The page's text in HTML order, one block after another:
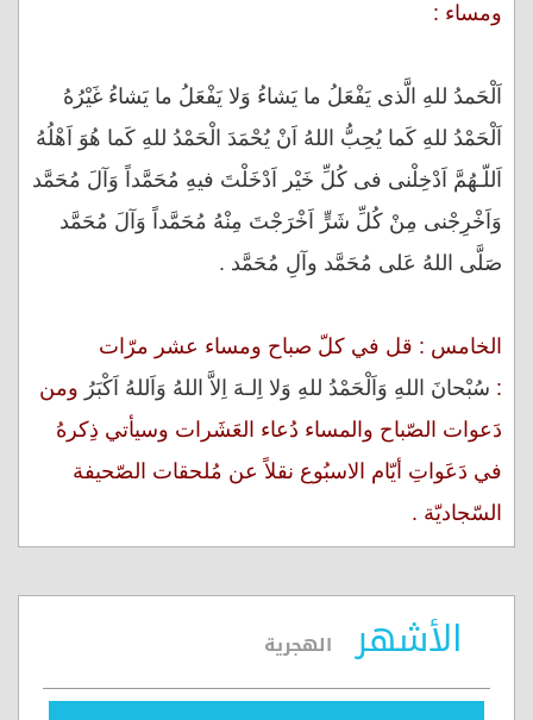
ومساء :
اَلْحَمدُ للهِ الَّذى يَفْعَلُ ما يَشاءُ وَلا يَفْعَلُ ما يَشاءُ غَيْرُهُ
اَلْحَمْدُ للهِ كَما يُحِبُّ اللهُ اَنْ يُحْمَدَ الْحَمْدُ للهِ كَما هُوَ اَهْلُهُ
اَللّـهُمَّ اَدْخِلْنى فى كُلِّ خَيْر اَدْخَلْتَ فيهِ مُحَمَّداً وَآلَ مُحَمَّد
وَاَخْرِجْنى مِنْ كُلِّ شَرٍّ اَخْرَجْتَ مِنْهُ مُحَمَّداً وَآلَ مُحَمَّد
صَلَّى اللهُ عَلى مُحَمَّد وآلِ مُحَمَّد .
الخامس : قل في كلّ صباح ومساء عشر مرّات
: سُبْحانَ اللهِ وَاَلْحَمْدُ للهِ وَلا اِلـهَ اِلاَّ اللهُ وَاَللهُ اَكْبَرُ ومن
دَعوات الصّباح والمساء دُعاء العَشَرات وسيأتي ذِكرهُ
في دَعَواتِ أيّام الاسبُوع نقلاً عن مُلحقات الصّحيفة
السّجاديّة .
الأشهر الهجرية